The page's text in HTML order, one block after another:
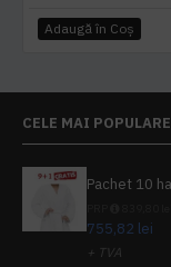
Adaugă în Coş
CELE MAI POPULARE
755,82 lei
+ TVA